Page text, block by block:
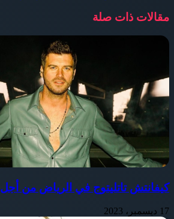
مقالات ذات صلة
كيفانتش تاتليتوج في الرياض من أجل Middle Beast
17 ديسمبر، 2023